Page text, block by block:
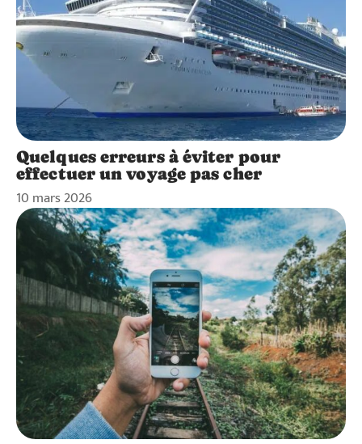
Quelques erreurs à éviter pour
effectuer un voyage pas cher
10 mars 2026